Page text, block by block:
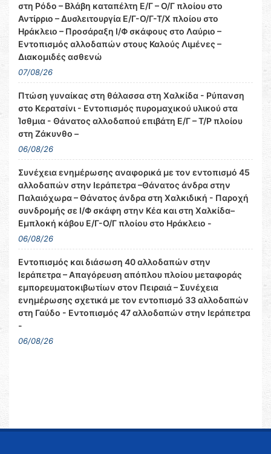
στη Ρόδο – Βλάβη καταπέλτη Ε/Γ – Ο/Γ πλοίου στο
Αντίρριο – Δυσλειτουργία Ε/Γ-Ο/Γ-Τ/Χ πλοίου στο
Ηράκλειο – Προσάραξη Ι/Φ σκάφους στο Λαύριο –
Εντοπισμός αλλοδαπών στους Καλούς Λιμένες –
Διακομιδές ασθενώ
07/08/26
Πτώση γυναίκας στη θάλασσα στη Χαλκίδα - Ρύπανση
στο Κερατσίνι - Εντοπισμός πυρομαχικού υλικού στα
Ίσθμια - Θάνατος αλλοδαπού επιβάτη Ε/Γ – Τ/Ρ πλοίου
στη Ζάκυνθο –
06/08/26
Συνέχεια ενημέρωσης αναφορικά με τον εντοπισμό 45
αλλοδαπών στην Ιεράπετρα –Θάνατος άνδρα στην
Παλαιόχωρα – Θάνατος άνδρα στη Χαλκιδική - Παροχή
συνδρομής σε Ι/Φ σκάφη στην Κέα και στη Χαλκίδα–
Εμπλοκή κάβου Ε/Γ-Ο/Γ πλοίου στο Ηράκλειο -
06/08/26
Εντοπισμός και διάσωση 40 αλλοδαπών στην
Ιεράπετρα – Απαγόρευση απόπλου πλοίου μεταφοράς
εμπορευματοκιβωτίων στον Πειραιά – Συνέχεια
ενημέρωσης σχετικά με τον εντοπισμό 33 αλλοδαπών
στη Γαύδο - Εντοπισμός 47 αλλοδαπών στην Ιεράπετρα
-
06/08/26